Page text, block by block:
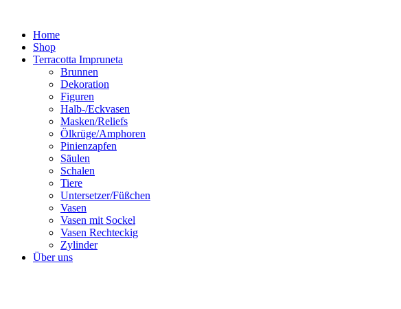
springenHome
Shop
Terracotta Impruneta
Brunnen
Dekoration
Figuren
Halb-/Eckvasen
Masken/Reliefs
Ölkrüge/Amphoren
Pinienzapfen
Säulen
Schalen
Tiere
Untersetzer/Füßchen
Vasen
Vasen mit Sockel
Vasen Rechteckig
Zylinder
Über uns